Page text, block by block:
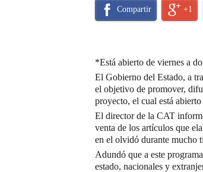
Compartir +1
*Está abierto de viernes a
El Gobierno del Estado, a
el objetivo de promover,
proyecto, el cual está
El director de la CAT
venta de los artículos que
en el olvidó durante mucho
Adundó que a este
estado, nacionales y